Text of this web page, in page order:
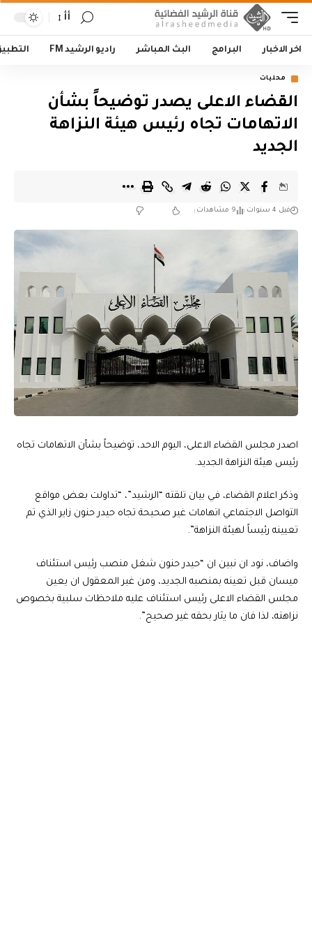
أأ
اخر الاخبار البرامج البث المباشر راديو الرشيد FM
محليات
القضاء الاعلى يصدر توضيحاً بشأن
الاتهامات تجاه رئيس هيئة النزاهة
الجديد
قبل 4 سنوات 9 مشاهدات
اصدر مجلس القضاء الاعلى، اليوم الاحد، توضيحاً بشأن الاتهامات تجاه
رئيس هيئة النزاهة الجديد.
وذكر اعلام القضاء، في بيان تلقته “الرشيد”، “تداولت بعض مواقع
التواصل الاجتماعي اتهامات غير صحيحة تجاه حيدر حنون زاير الذي تم
تعيينه رئيساً لهيئة النزاهة”.
واضاف، نود ان نبين ان “حيدر حنون شغل منصب رئيس استئناف
ميسان قبل تعينه بمنصبه الجديد، ومن غير المعقول ان يعين
مجلس القضاء الاعلى رئيس استئناف عليه ملاحظات سلبية بخصوص
نزاهته، لذا فان ما يثار بحقه غير صحيح”.